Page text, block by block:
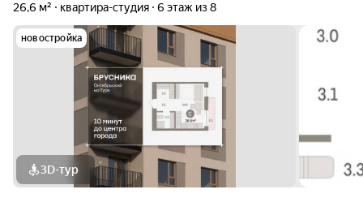
26,6 м²
квартира-студия 6 этаж из 8
новостройка
3D-тур